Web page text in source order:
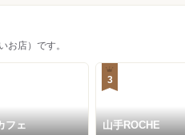
お店）です。
フェ
3
山手ROCHE